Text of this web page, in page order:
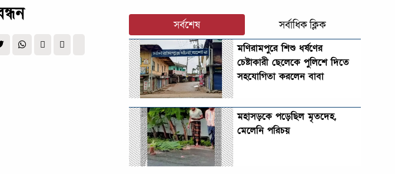
সর্বশেষ সর্বাধিক ক্লিক
মণিরামপুরে শিশু ধর্ষণের
চেষ্টাকারী ছেলেকে পুলিশে দিতে
সহযোগিতা করলেন বাবা
মহাসড়কে পড়েছিল মৃতদেহ,
মেলেনি পরিচয়